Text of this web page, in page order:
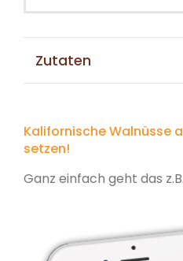
Zutaten
Kalifornische Walnüsse
setzen!
Ganz einfach geht das